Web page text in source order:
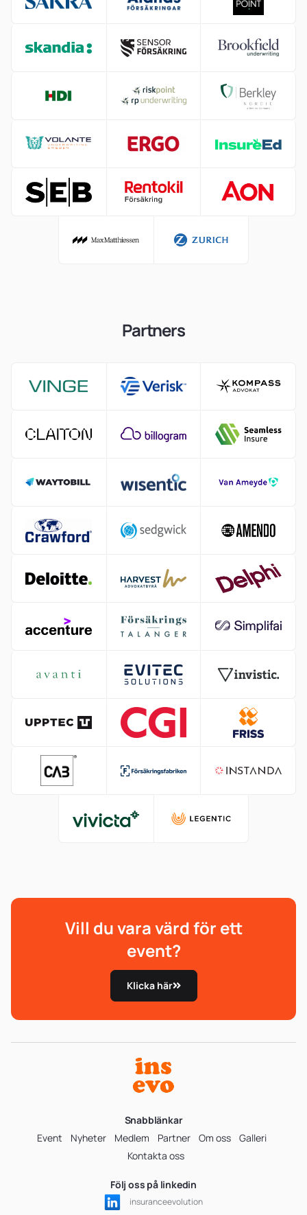
Partners
Vill du vara värd för ett
event?
Klicka här
Snabblänkar
Event
Nyheter Medlem Partner Om oss
Galleri
Kontakta oss
Följ oss på linkedin
insuranceevolution